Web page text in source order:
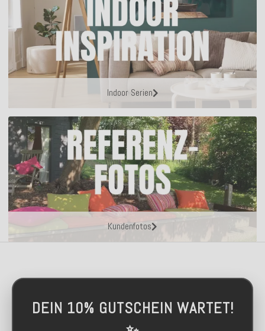
Indoor Serien
Kundenfotos
DEIN 10% GUTSCHEIN WARTET!